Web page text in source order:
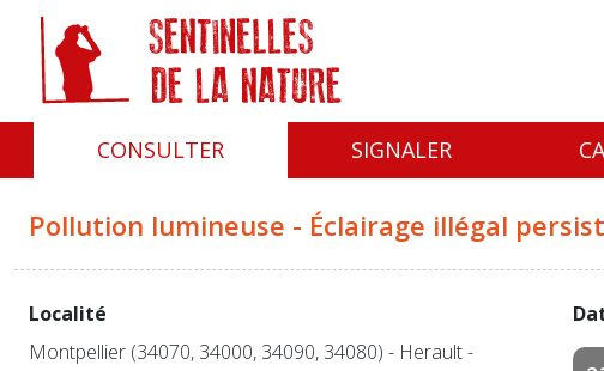
CONSULTER SIGNALER
Pollution lumineuse - Éclairage illégal
Localité
Montpellier (34070, 34000, 34090, 34080) - Herault -
Panneau de gestion des cookies